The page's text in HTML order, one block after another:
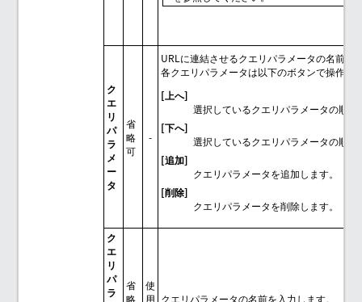
ク
エ
リ
パ
ラ
メ
ー
タ
省
略
可
-
URLに連結させるクエリパラメータの名前と
各クエリパラメータは以下のボタンで操作す
[上へ]
選択しているクエリパラメータの順
[下へ]
選択しているクエリパラメータの順
[追加]
クエリパラメータを追加します。
[削除]
クエリパラメータを削除します。
ク
エ
リ
パ
ラ
省
略
使
用 クエリパラメータの名前を入力します。